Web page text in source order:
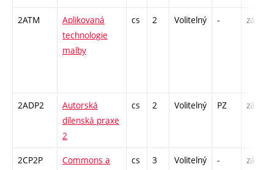
2ATM
Aplikovaná
technologie
malby
cs 2 Volitelný - zá
2ADP2
Autorská
dílenská praxe
2
cs 2 Volitelný PZ zá
2CP2P
Commons a
cs 3 Volitelný - zá